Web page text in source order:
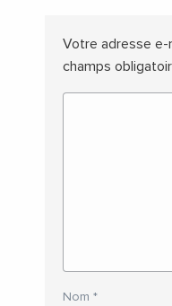
Votre adresse e-
champs
Nom *